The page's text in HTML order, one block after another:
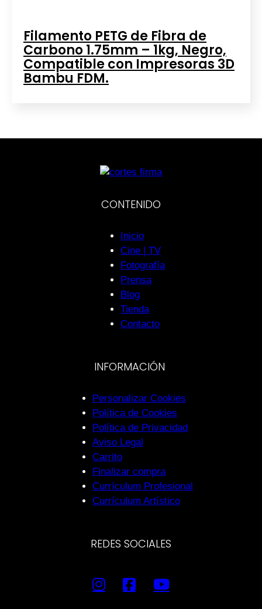
Filamento PETG de Fibra de
Carbono 1.75mm – 1kg, Negro,
Compatible con Impresoras 3D
Bambu FDM.
CONTENIDO
Inicio
Cine | TV
Fotografía
Prensa
Blog
Tienda
Contacto
INFORMACIÓN
Personalizar Cookies
Política de Cookies
Política de Privacidad
Aviso Legal
Carrito
Finalizar compra
Currículum Profesional
Currículum Artístico
REDES SOCIALES